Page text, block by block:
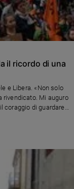
il ricordo di una
«Non solo
rivendicato. Mi auguro
coraggio di guardare
Dio». Sul prossimo